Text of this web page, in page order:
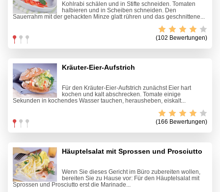
Kohlrabi schälen und in Stifte schneiden. Tomaten
halbieren und in Scheiben schneiden. Den
Sauerrahm mit der gehackten Minze glatt rühren und das geschnittene...
(102 Bewertungen)
Kräuter-Eier-Aufstrich
Für den Kräuter-Eier-Aufstrich zunächst Eier hart
kochen und kalt abschrecken. Tomate einige
Sekunden in kochendes Wasser tauchen, herausheben, eiskalt...
(166 Bewertungen)
Häuptelsalat mit Sprossen und Prosciutto
Wenn Sie dieses Gericht im Büro zubereiten wollen,
bereiten Sie zu Hause vor: Für den Häuptelsalat mit
Sprossen und Prosciutto erst die Marinade...